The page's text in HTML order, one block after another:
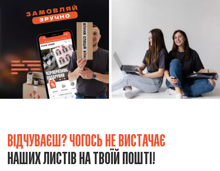
ВІДЧУВАЄШ? ЧОГОСЬ НЕ ВИСТАЧАЄ
НАШИХ ЛИСТІВ НА ТВОЇЙ ПОШТІ!